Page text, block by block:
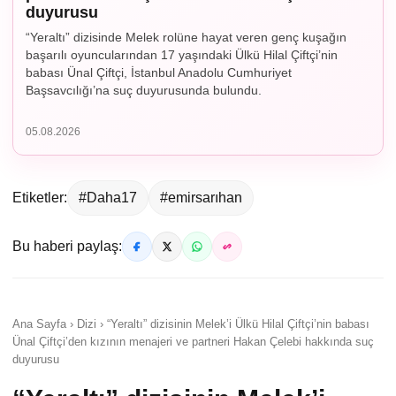
duyurusu
“Yeraltı” dizisinde Melek rolüne hayat veren genç kuşağın
başarılı oyuncularından 17 yaşındaki Ülkü Hilal Çiftçi’nin
babası Ünal Çiftçi, İstanbul Anadolu Cumhuriyet
Başsavcılığı’na suç duyurusunda bulundu.
05.08.2026
Etiketler: #Daha17 #emirsarıhan
Bu haberi paylaş:
Ana Sayfa › Dizi › “Yeraltı” dizisinin Melek’i Ülkü Hilal Çiftçi’nin babası
Ünal Çiftçi’den kızının menajeri ve partneri Hakan Çelebi hakkında suç
duyurusu